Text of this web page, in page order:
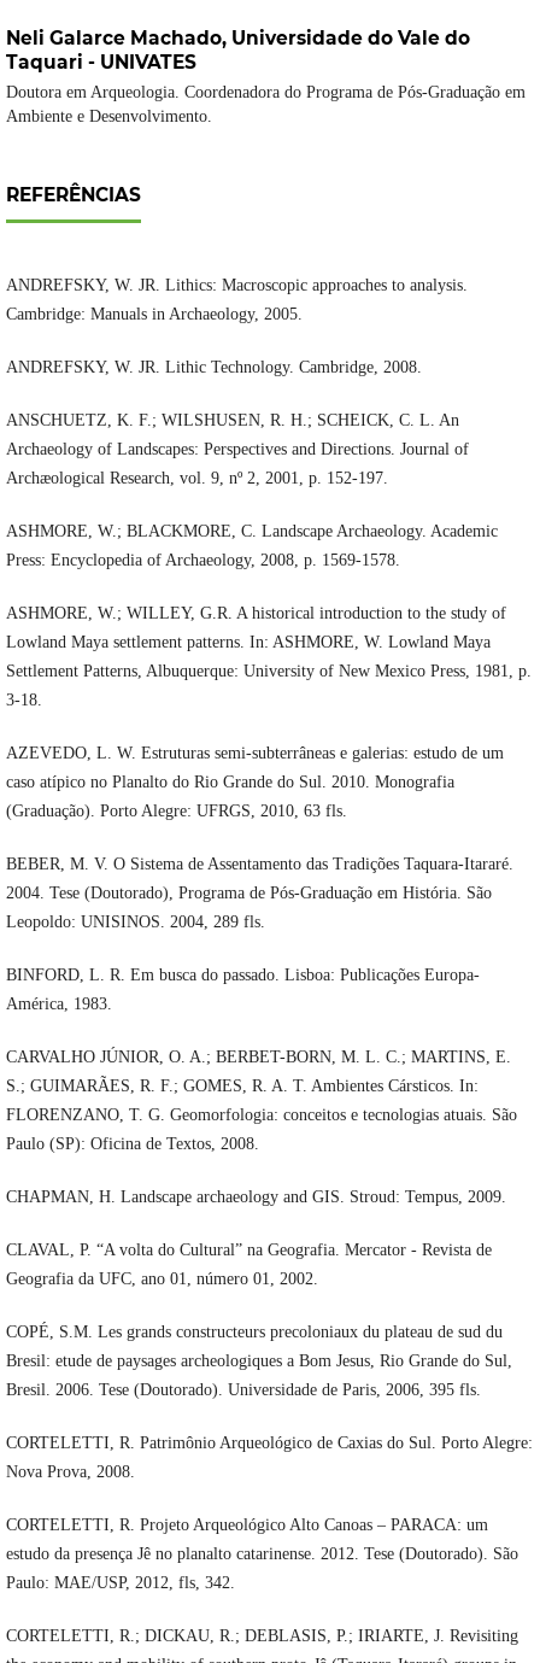
Neli Galarce Machado, Universidade do Vale do
Taquari - UNIVATES
Doutora em Arqueologia. Coordenadora do Programa de Pós-Graduação em
Ambiente e Desenvolvimento.
REFERÊNCIAS
ANDREFSKY, W. JR. Lithics: Macroscopic approaches to analysis.
Cambridge: Manuals in Archaeology, 2005.
ANDREFSKY, W. JR. Lithic Technology. Cambridge, 2008.
ANSCHUETZ, K. F.; WILSHUSEN, R. H.; SCHEICK, C. L. An
Archaeology of Landscapes: Perspectives and Directions. Journal of
Archæological Research, vol. 9, nº 2, 2001, p. 152-197.
ASHMORE, W.; BLACKMORE, C. Landscape Archaeology. Academic
Press: Encyclopedia of Archaeology, 2008, p. 1569-1578.
ASHMORE, W.; WILLEY, G.R. A historical introduction to the study of
Lowland Maya settlement patterns. In: ASHMORE, W. Lowland Maya
Settlement Patterns, Albuquerque: University of New Mexico Press, 1981, p.
3-18.
AZEVEDO, L. W. Estruturas semi-subterrâneas e galerias: estudo de um
caso atípico no Planalto do Rio Grande do Sul. 2010. Monografia
(Graduação). Porto Alegre: UFRGS, 2010, 63 fls.
BEBER, M. V. O Sistema de Assentamento das Tradições Taquara-Itararé.
2004. Tese (Doutorado), Programa de Pós-Graduação em História. São
Leopoldo: UNISINOS. 2004, 289 fls.
BINFORD, L. R. Em busca do passado. Lisboa: Publicações Europa-
América, 1983.
CARVALHO JÚNIOR, O. A.; BERBET-BORN, M. L. C.; MARTINS, E.
S.; GUIMARÃES, R. F.; GOMES, R. A. T. Ambientes Cársticos. In:
FLORENZANO, T. G. Geomorfologia: conceitos e tecnologias atuais. São
Paulo (SP): Oficina de Textos, 2008.
CHAPMAN, H. Landscape archaeology and GIS. Stroud: Tempus, 2009.
CLAVAL, P. “A volta do Cultural” na Geografia. Mercator - Revista de
Geografia da UFC, ano 01, número 01, 2002.
COPÉ, S.M. Les grands constructeurs precoloniaux du plateau de sud du
Bresil: etude de paysages archeologiques a Bom Jesus, Rio Grande do Sul,
Bresil. 2006. Tese (Doutorado). Universidade de Paris, 2006, 395 fls.
CORTELETTI, R. Patrimônio Arqueológico de Caxias do Sul. Porto Alegre:
Nova Prova, 2008.
CORTELETTI, R. Projeto Arqueológico Alto Canoas – PARACA: um
estudo da presença Jê no planalto catarinense. 2012. Tese (Doutorado). São
Paulo: MAE/USP, 2012, fls, 342.
CORTELETTI, R.; DICKAU, R.; DEBLASIS, P.; IRIARTE, J. Revisiting